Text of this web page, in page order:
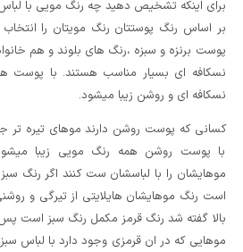
برای اینکه تشخیص دهید چه رنگ مویی با
بر اساس رنگ پوستتان رنگ مویتان را
پوست برنزه و سبزه ،رنگ های بلوند و هم
نسکافه ای بسیار مناسب هستند. با پوست
نسکافه ای و روشن زیبا میشود.
کسانی که پوست روشن دارند موهای تیره تر
با پوست روشن همه رنگ مویی زیبا
موهایشان را با لباسشان ست کنند اگر رنگ
است رنگ موهایشان هایلایتی از تیرگی و
بالا گفته شد رنگ قرمز مکمل رنگ سبز است
موهایی که در ان قرمزی وجود دارد با لباس